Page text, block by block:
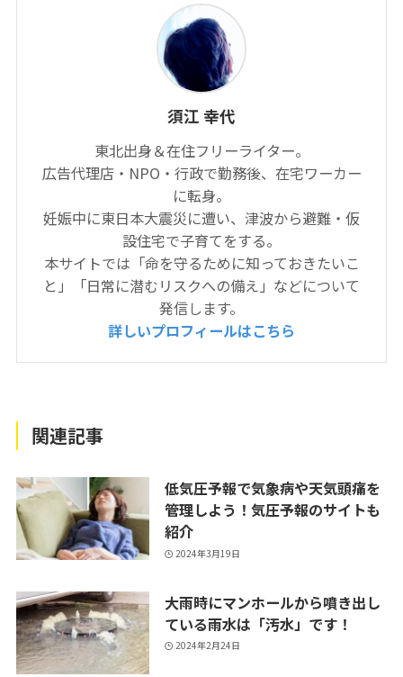
須江 幸代
東北出身＆在住フリーライター。
広告代理店・NPO・行政で勤務後、在宅ワーカー
に転身。
妊娠中に東日本大震災に遭い、津波から避難・仮
設住宅で子育てをする。
本サイトでは「命を守るために知っておきたいこ
と」「日常に潜むリスクへの備え」などについて
発信します。
詳しいプロフィールはこちら
関連記事
低気圧予報で気象病や天気頭痛を
管理しよう！気圧予報のサイトも
紹介
2024年3月19日
大雨時にマンホールから噴き出し
ている雨水は「汚水」です！
2024年2月24日